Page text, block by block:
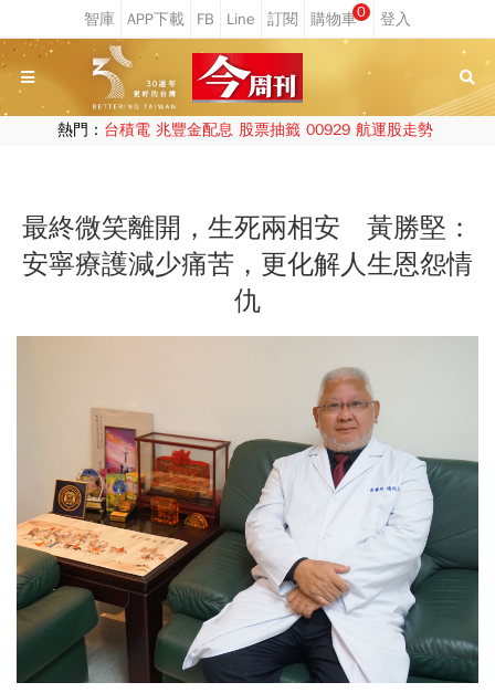
0
熱門： 台積電 兆豐金配息 股票抽籤 00929 航運股走勢
最終微笑離開，生死兩相安 黃勝堅：
安寧療護減少痛苦，更化解人生恩怨情
仇